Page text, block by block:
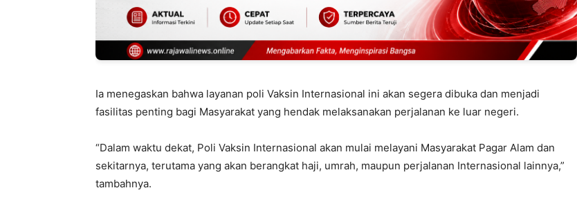
Ia menegaskan bahwa layanan poli Vaksin Internasional ini akan segera dibuka dan menjadi
fasilitas penting bagi Masyarakat yang hendak melaksanakan perjalanan ke luar negeri.
“Dalam waktu dekat, Poli Vaksin Internasional akan mulai melayani Masyarakat Pagar Alam dan
sekitarnya, terutama yang akan berangkat haji, umrah, maupun perjalanan Internasional lainnya,”
tambahnya.